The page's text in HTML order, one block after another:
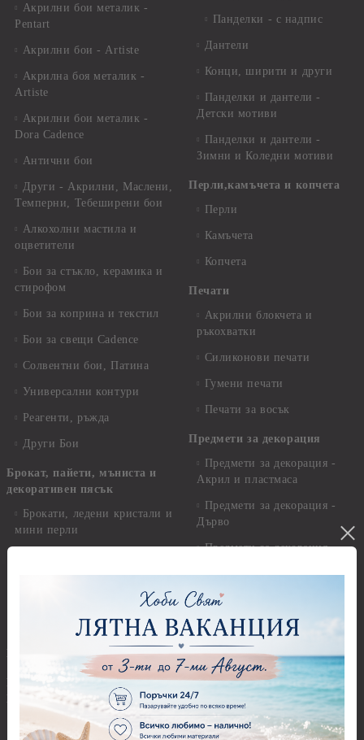
Акрилни бои металик -
Pentart
Акрилни бои - Artiste
Акрилна боя металик -
Artiste
Акрилни бои металик -
Dora Cadence
Антични бои
Други - Акрилни, Маслени,
Темперни, Тебеширени бои
Алкохолни мастила и
оцветители
Бои за стъкло, керамика и
стирофом
Бои за коприна и текстил
Бои за свещи Cadence
Солвентни бои, Патина
Универсални контури
Реагенти, ръжда
Други Бои
Брокат, пайети, мъниста и
декоративен пясък
Брокати, ледени кристали и
мини перли
Висулки
Глина,Гипс, Калъпи,
Елементи, Инструменти
Керамична смес за отливки
Панделки - с надпис
Дантели
Конци, ширити и други
Панделки и дантели -
Детски мотиви
Панделки и дантели -
Зимни и Коледни мотиви
Перли,камъчета и копчета
Перли
Камъчета
Копчета
Печати
Акрилни блокчета и
ръкохватки
Силиконови печати
Гумени печати
Печати за восък
Предмети за декорация
Предмети за декорация -
Акрил и пластмаса
Предмети за декорация -
Дърво
Предмети за декорация -
Предмети за декорация -
МДФ
Предмети за декорация -
Керамика и метал
Предмети за декорация -
Стирофом
Предмети за декорация -
Стъкло